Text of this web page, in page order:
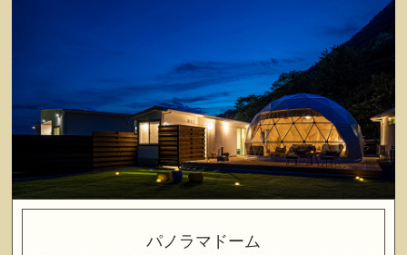
パノラマドーム